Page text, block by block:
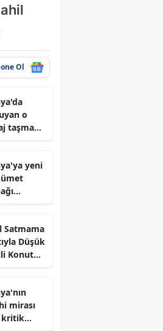
Ol
o
taşma
yeni
Satmama
Düşük
Konut
mirası
kritik